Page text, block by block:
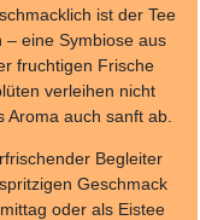
ist der Tee
– eine Symbiose aus
fruchtigen Frische
verleihen nicht
auch sanft ab.
Begleiter
Geschmack
oder als Eistee